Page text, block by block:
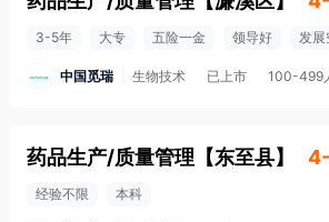
3-5年 大专 五险一金 领导好 发展
中国觅瑞 生物技术 已上市 100-499
药品生产/质量管理 【东至县】
经验不限 本科